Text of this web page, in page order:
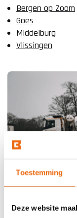
Toestemming
Deze website
Bergen op Zoom
Goes
Middelburg
Vlissingen